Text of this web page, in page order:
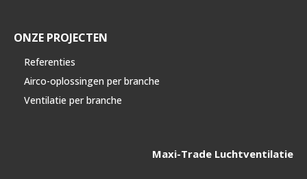
ONZE PROJECTEN
Referenties
Airco-oplossingen per branche
Ventilatie per branche
Maxi-Trade Luchtventilatie